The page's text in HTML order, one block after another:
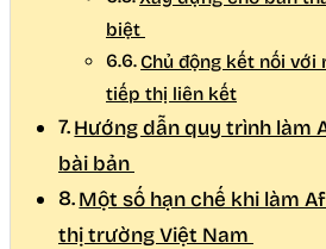
biệt
Chủ động kết nối với
tiếp thị liên kết
Hướng dẫn quy trình làm
bài bản
Một số hạn chế khi làm
thị trường Việt Nam